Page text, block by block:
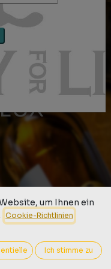
um Ihnen ein
Cookie-Richtlinien
Ich stimme zu